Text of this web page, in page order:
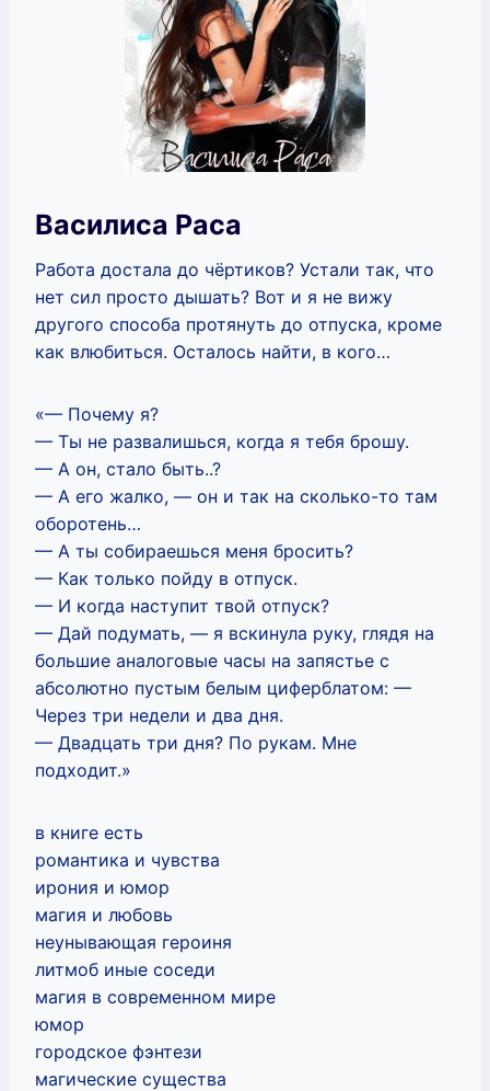
Василиса Раса
Работа достала до чёртиков? Устали так, что
нет сил просто дышать? Вот и я не вижу
другого способа протянуть до отпуска, кроме
как влюбиться. Осталось найти, в кого…
«— Почему я?
— Ты не развалишься, когда я тебя брошу.
— А он, стало быть..?
— А его жалко, — он и так на сколько-то там
оборотень…
— А ты собираешься меня бросить?
— Как только пойду в отпуск.
— И когда наступит твой отпуск?
— Дай подумать, — я вскинула руку, глядя на
большие аналоговые часы на запястье с
абсолютно пустым белым циферблатом: —
Через три недели и два дня.
— Двадцать три дня? По рукам. Мне
подходит.»
в книге есть
романтика и чувства
ирония и юмор
магия и любовь
неунывающая героиня
литмоб иные соседи
магия в современном мире
юмор
городское фэнтези
магические существа